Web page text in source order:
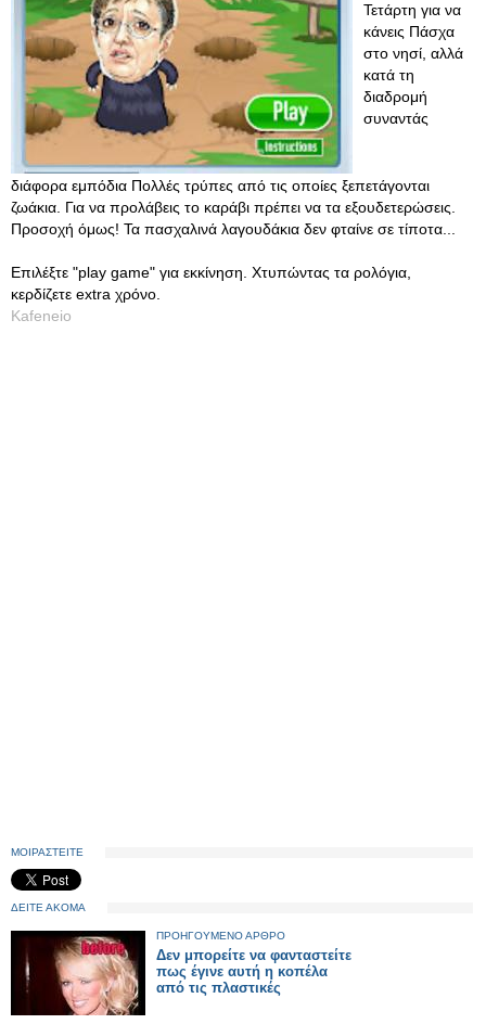
Τετάρτη για να
κάνεις Πάσχα
στο νησί, αλλά
κατά τη
διαδρομή
συναντάς
διάφορα εμπόδια Πολλές τρύπες από τις οποίες ξεπετάγονται
ζωάκια. Για να προλάβεις το καράβι πρέπει να τα εξουδετερώσεις.
Προσοχή όμως! Τα πασχαλινά λαγουδάκια δεν φταίνε σε τίποτα...
Επιλέξτε "play game" για εκκίνηση. Χτυπώντας τα ρολόγια,
κερδίζετε extra χρόνο.
Kafeneio
ΜΟΙΡΑΣΤΕΙΤΕ
ΔΕΙΤΕ ΑΚΟΜΑ
ΠΡΟΗΓΟΥΜΕΝΟ ΑΡΘΡΟ
Δεν μπορείτε να φανταστείτε
πως έγινε αυτή η κοπέλα
από τις πλαστικές